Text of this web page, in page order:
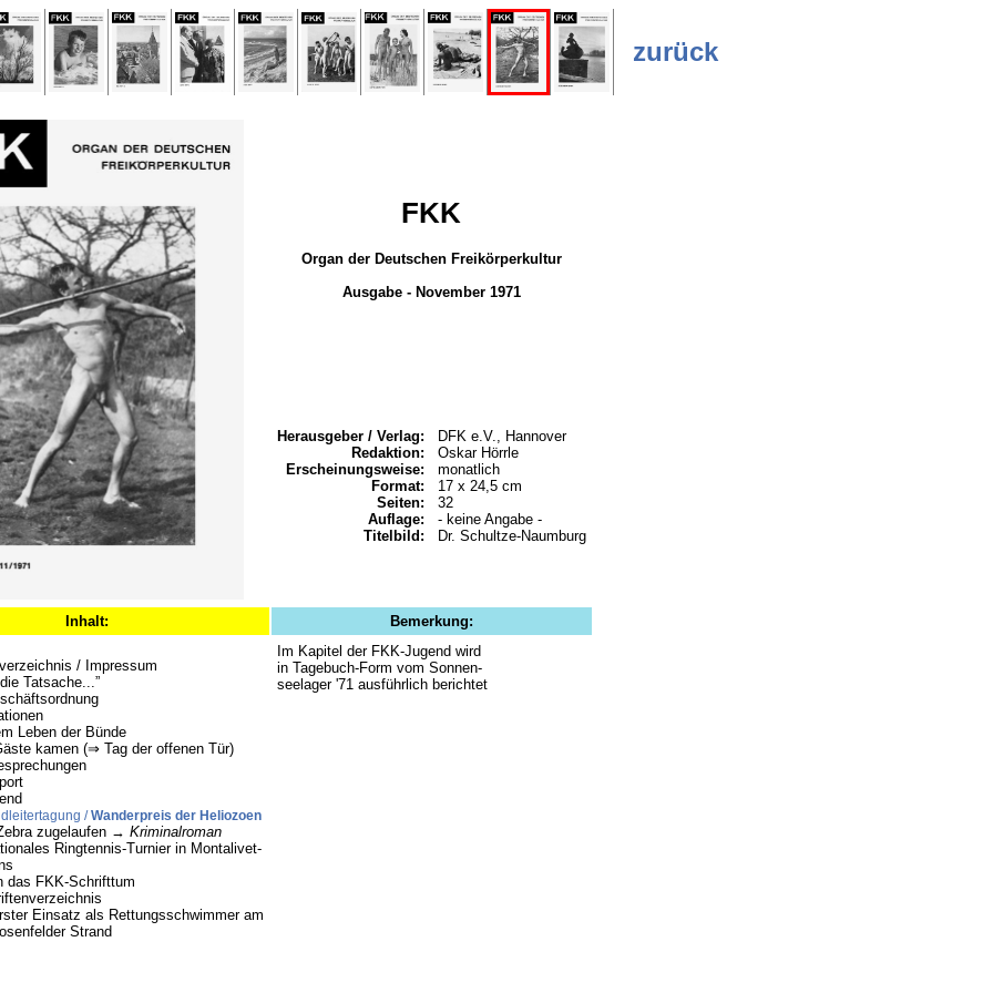
zurück
FKK
Organ der Deutschen Freikörperkultur
Ausgabe - November 1971
Herausgeber / Verlag:
Redaktion:
Erscheinungsweise:
Format:
Seiten:
Auflage:
Titelbild:
DFK e.V., Hannover
Oskar Hörrle
monatlich
17 x 24,5 cm
32
- keine Angabe -
Dr. Schultze-Naumburg
Inhalt: Bemerkung:
/ Impressum
Tatsache...”
Leben der Bünde
kamen (⇒ Tag der offenen Tür)
/Wanderpreis der Heliozoen
zugelaufen → Kriminalroman
Ringtennis-Turnier in Montalivet-
das FKK-Schrifttum
Einsatz als Rettungsschwimmer am
Strand
Im Kapitel der FKK-Jugend wird
in Tagebuch-Form vom Sonnen-
seelager '71 ausführlich berichtet